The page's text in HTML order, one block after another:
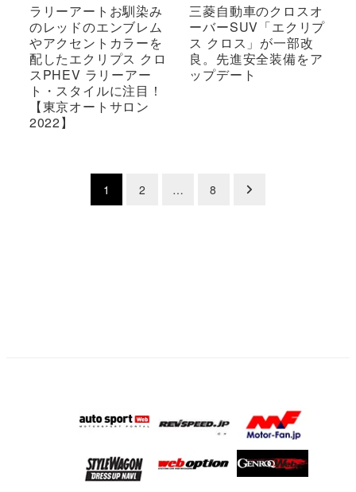
ラリーアートお馴染み
のレッドのエンブレム
やアクセントカラーを
配したエクリプス クロ
スPHEV ラリーアー
ト・スタイルに注目！
【東京オートサロン
2022】
三菱自動車のクロスオ
ーバーSUV「エクリプ
ス クロス」が一部改
良。先進安全装備をア
ップデート
1 2 … 8